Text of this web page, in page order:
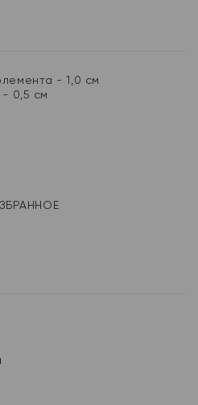
- 1,0 см
- 0,5 см